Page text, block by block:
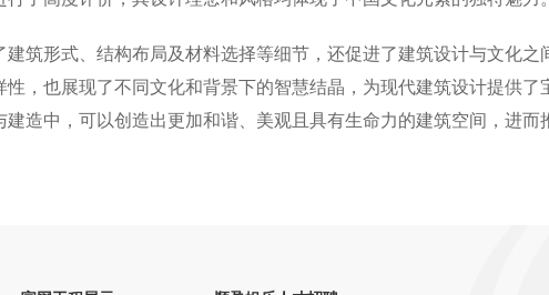
建筑形式、结构布局及材料选择等细节，还促进了建筑设计与文化之
，也展现了不同文化和背景下的智慧结晶，为现代建筑设计提供了
造中，可以创造出更加和谐、美观且具有生命力的建筑空间，进而